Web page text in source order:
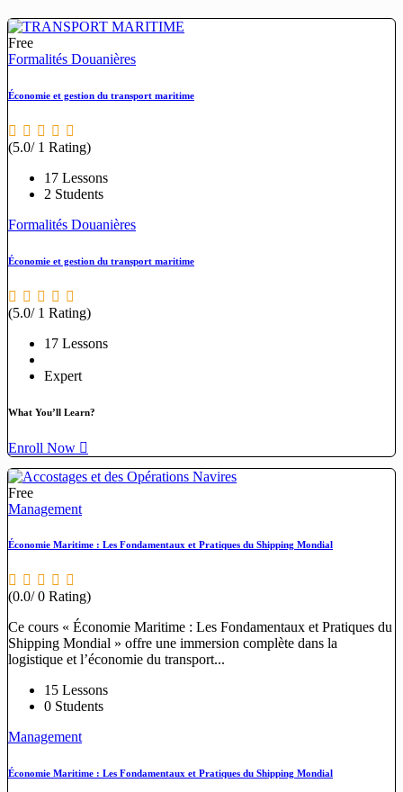
Free
Formalités Douanières
Économie et gestion du transport maritime
(5.0/ 1 Rating)
17 Lessons
2 Students
Formalités Douanières
Économie et gestion du transport maritime
(5.0/ 1 Rating)
17 Lessons
Expert
What You’ll Learn?
Enroll Now
Free
Management
Économie Maritime : Les Fondamentaux et Pratiques du Shipping Mondial
(0.0/ 0 Rating)
Ce cours « Économie Maritime : Les Fondamentaux et Pratiques du
Shipping Mondial » offre une immersion complète dans la
logistique et l’économie du transport...
15 Lessons
0 Students
Management
Économie Maritime : Les Fondamentaux et Pratiques du Shipping Mondial